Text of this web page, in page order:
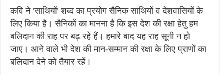
कवि ने 'साथियों' शब्द का प्रयोग सैनिक साथियों व देशवासियों के
लिए किया है। सैनिकों का मानना है कि इस देश की रक्षा हेतु हम
बलिदान की राह पर बढ़ रहे हैं। हमारे बाद यह राह सूनी न हो
जाए। आने वाले भी देश की मान-सम्मान की रक्षा के लिए प्राणों का
बलिदान देने को तैयार रहें।